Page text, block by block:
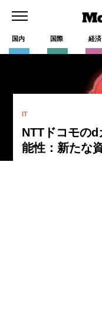
国内 国際 経済
IT
NTTドコモの
能性：新たな